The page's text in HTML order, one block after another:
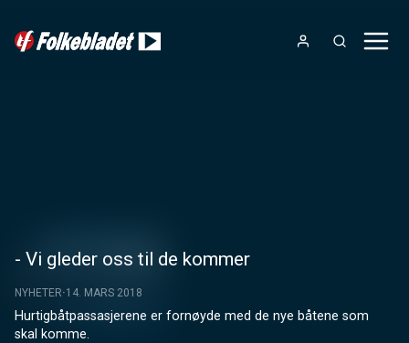
- Vi gleder oss til de kommer
NYHETER 14. MARS 2018
Hurtigbåtpassasjerene er fornøyde med de nye båtene som
skal komme.